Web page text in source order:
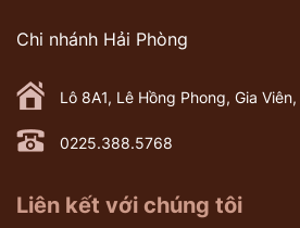
Chi nhánh Hải Phòng
Lô 8A1, Lê Hồng Phong, Gia
0225.388.5768
Liên kết với chúng tôi